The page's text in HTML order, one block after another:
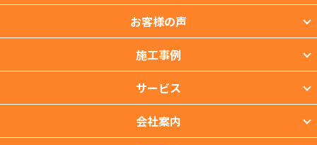
お客様の声
施工事例
サービス
会社案内